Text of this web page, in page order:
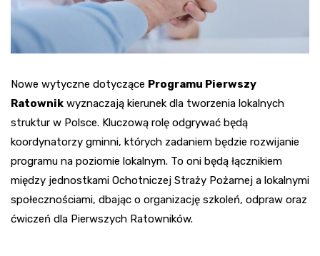
Nowe wytyczne dotyczące Programu Pierwszy
Ratownik wyznaczają kierunek dla tworzenia lokalnych
struktur w Polsce. Kluczową rolę odgrywać będą
koordynatorzy gminni, których zadaniem będzie rozwijanie
programu na poziomie lokalnym. To oni będą łącznikiem
między jednostkami Ochotniczej Straży Pożarnej a lokalnymi
społecznościami, dbając o organizację szkoleń, odpraw oraz
ćwiczeń dla Pierwszych Ratowników.